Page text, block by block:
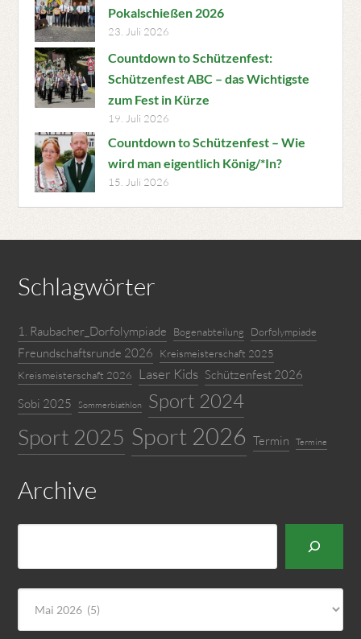
Pokalschießen 2026
23. Juli 2026
Countdown to Schützenfest:
Schützenfest ABC – das Wichtigste
zum Fest in Kürze
19. Juli 2026
Countdown to Schützenfest – Wie
wird man eigentlich König/*In?
15. Juli 2026
Schlagwörter
1. Raubacher_Dorfolympiade Bogenabteilung Dorfolympiade
Freundschaftsrunde 2026
Kreismeisterschaft 2025
Kreismeisterschaft 2026
Laser Kids Schützenfest 2026
Sobi 2025
Sommerbiathlon Sport 2024
Sport 2025 Sport 2026 Termin Termine
Archive